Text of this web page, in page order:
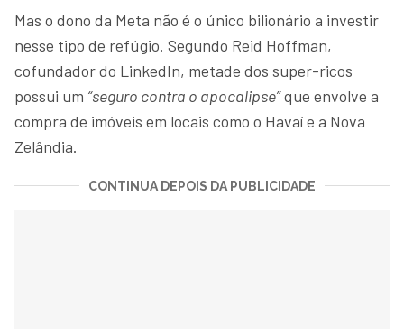
Mas o dono da Meta não é o único bilionário a investir
nesse tipo de refúgio. Segundo Reid Hoffman,
cofundador do LinkedIn, metade dos super-ricos
possui um “seguro contra o apocalipse”que envolve a
compra de imóveis em locais como o Havaí e a Nova
Zelândia.
CONTINUA DEPOIS DA PUBLICIDADE